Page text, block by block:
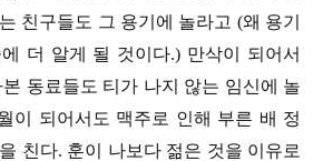
친구들도 그 용기에 놀라고 (왜 용기
더 알게 될 것이다.) 만삭이 되어서
동료들도 티가 나지 않는 임신에 놀
이 되어서도 맥주로 인해 부른 배 정
친다. 훈이 나보다 젊은 것을 이유로